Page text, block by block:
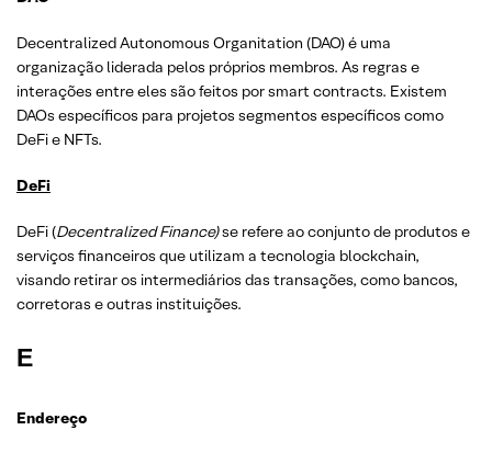
Decentralized Autonomous Organitation (DAO) é uma
organização liderada pelos próprios membros. As regras e
interações entre eles são feitos por smart contracts. Existem
DAOs específicos para projetos segmentos específicos como
DeFi e NFTs.
DeFi
DeFi (Decentralized Finance)se refere ao conjunto de produtos e
serviços financeiros que utilizam a tecnologia blockchain,
visando retirar os intermediários das transações, como bancos,
corretoras e outras instituições.
E
Endereço